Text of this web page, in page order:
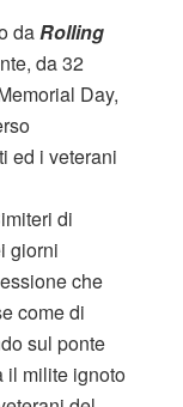
daRolling
da 32
Day,
ed i veterani
di
giorni
che
come di
sul ponte
il milite ignoto